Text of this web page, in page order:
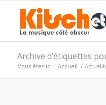
Archive d’étiquettes
Vous êtes ici : Accueil /